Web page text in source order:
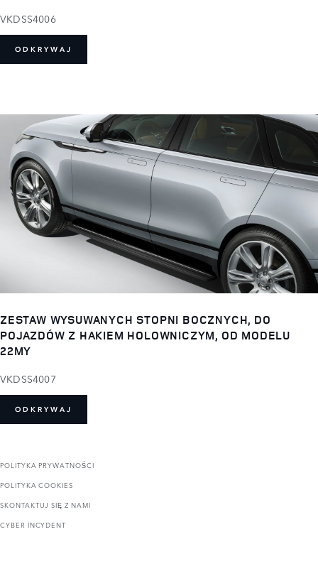
VKDSS4006
ODKRYWAJ
ZESTAW WYSUWANYCH STOPNI BOCZNYCH, DO
POJAZDÓW Z HAKIEM HOLOWNICZYM, OD MODELU
22MY
VKDSS4007
ODKRYWAJ
POLITYKA PRYWATNOŚCI
POLITYKA COOKIES
SKONTAKTUJ SIĘ Z NAMI
CYBER INCYDENT